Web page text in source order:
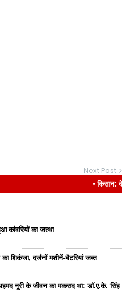
Next Post
• किसान: देश की
कांवरियों का जत्था
शिकंजा, दर्जनों मशीनें-बैटरियां जब्त
नूरी के जीवन का मकसद था: डॉ.ए.के. सिंह